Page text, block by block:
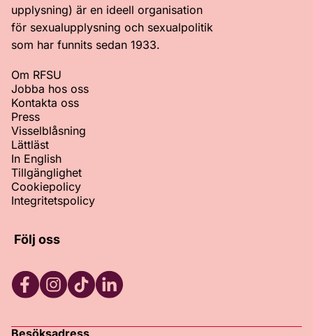
upplysning) är en ideell organisation
för sexualupplysning och sexualpolitik
som har funnits sedan 1933.
Om RFSU
Jobba hos oss
Kontakta oss
Press
Visselblåsning
Lättläst
In English
Tillgänglighet
Cookiepolicy
Integritetspolicy
Följ oss